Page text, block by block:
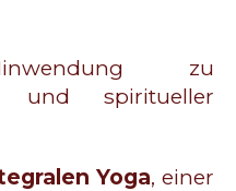
zu
und spiritueller
Yoga, einer